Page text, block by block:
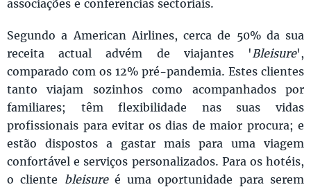
Segundo a American Airlines, cerca de 50% da sua
receita actual advém de viajantes 'Bleisure',
comparado com os 12% pré-pandemia. Estes clientes
tanto viajam sozinhos como acompanhados por
familiares; têm flexibilidade nas suas vidas
profissionais para evitar os dias de maior procura; e
estão dispostos a gastar mais para uma viagem
confortável e serviços personalizados. Para os hotéis,
o cliente bleisure é uma oportunidade para serem